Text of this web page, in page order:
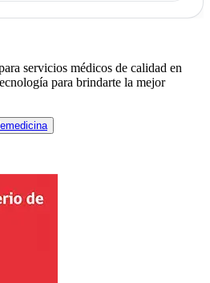
servicios médicos de calidad en
para brindarte la mejor